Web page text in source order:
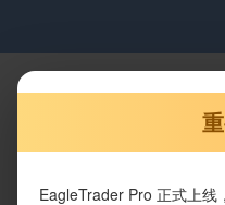
EagleTrader Pro 正式上线